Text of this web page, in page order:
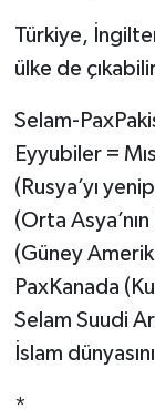
Türkiye,
ülke de
Selam-
Eyyubiler =
(Rusya’yı
(Orta
(Güney
PaxKanada
Selam Suudi
İslam